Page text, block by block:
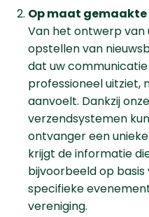
Op maat
Van het ontwerp
opstellen van
dat uw
professioneel uitziet,
aanvoelt. Dankzij
verzendsystemen
ontvanger een
krijgt de informatie
bijvoorbeeld op
specifieke
vereniging.